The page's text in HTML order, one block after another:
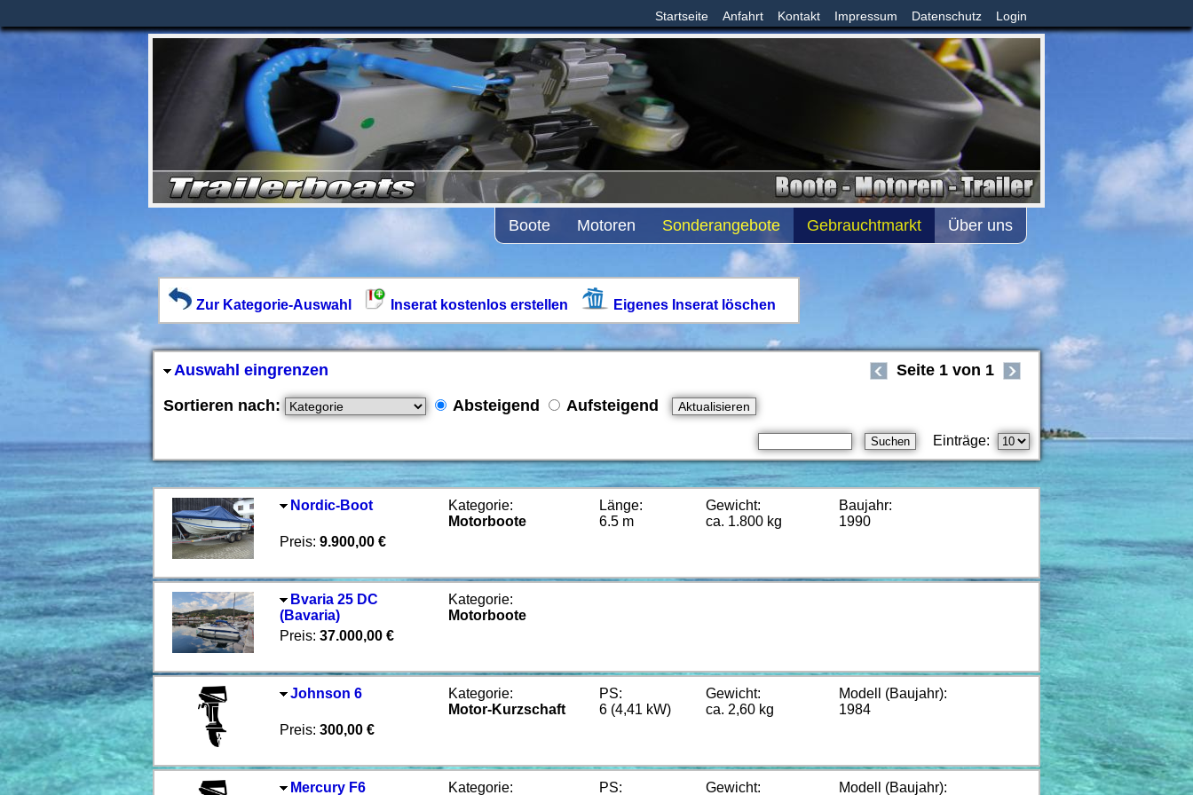
Startseite Anfahrt Kontakt Impressum Datenschutz Login
Boote Motoren Sonderangebote Gebrauchtmarkt Über uns
Zur Kategorie-Auswahl Inserat kostenlos erstellen Eigenes Inserat löschen
Auswahl eingrenzen
Sortieren nach:
Absteigend Aufsteigend
Seite 1 von 1
Einträge:
Nordic-Boot
Kategorie:
Motorboote
Länge:
6.5 m
Gewicht:
ca. 1.800 kg
Baujahr:
1990
Preis: 9.900,00 €
Bvaria 25 DC
(Bavaria)
Kategorie:
Motorboote
Preis: 37.000,00 €
Johnson 6
Kategorie:
Motor-Kurzschaft
PS:
6 (4,41 kW)
Gewicht:
ca. 2,60 kg
Modell (Baujahr):
1984
Preis: 300,00 €
Mercury F6 Kategorie: PS: Gewicht: Modell (Baujahr):